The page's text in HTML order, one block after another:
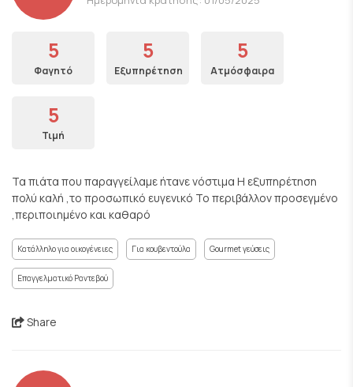
5
Φαγητό
5
Εξυπηρέτηση
5
Ατμόσφαιρα
5
Τιμή
Τα πιάτα που παραγγείλαμε ήτανε νόστιμα Η εξυπηρέτηση
πολύ καλή ,το προσωπικό ευγενικό Το περιβάλλον προσεγμένο
,περιποιημένο και καθαρό
Κατάλληλο για οικογένειες Για κουβεντούλα Gourmet γεύσεις
Επαγγελματικό Ραντεβού
Share